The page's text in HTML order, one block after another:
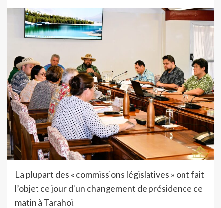
La plupart des « commissions législatives » ont fait
l’objet ce jour d’un changement de présidence ce
matin à Tarahoi.